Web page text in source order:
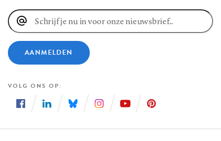
E-
mailadres
AANMELDEN
VOLG ONS OP
ons
ons
ons
ons
ons
ons